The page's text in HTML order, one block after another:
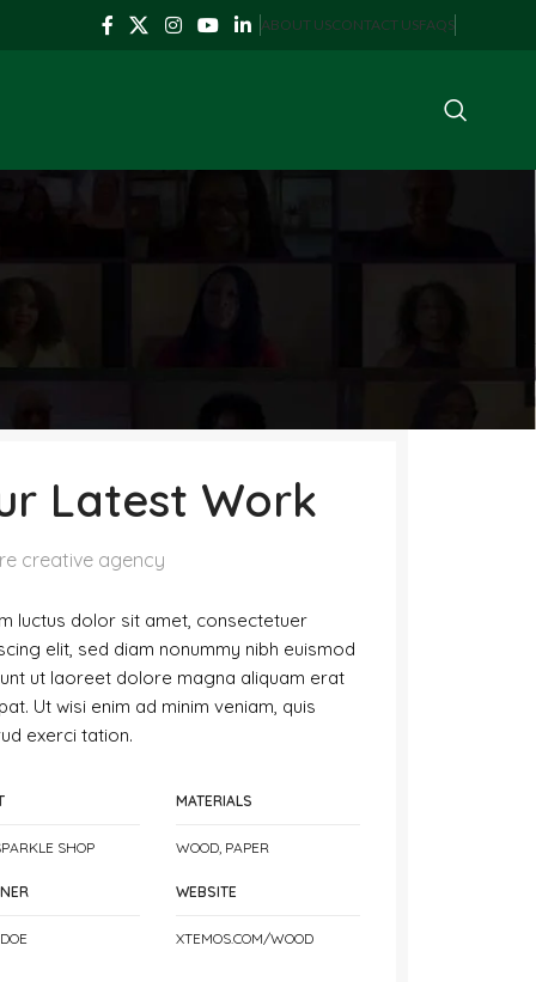
ABOUT USCONTACT USFAQS
Latest Work
creative agency
luctus dolor sit amet, consectetuer
elit, sed diam nonummy nibh euismod
ut laoreet dolore magna aliquam erat
Ut wisi enim ad minim veniam, quis
exerci tation.
SHOP
MATERIALS
WOOD, PAPER
WEBSITE
XTEMOS.COM/WOOD